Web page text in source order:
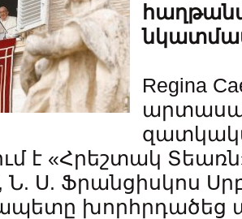
Regina
է «Հրեշտակ
Ս. Ֆրանցիսկոս
խորհրդածեց